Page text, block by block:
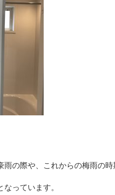
雨の際や、これからの梅雨の時
なっています。